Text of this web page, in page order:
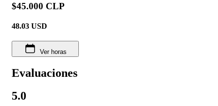
$45.000 CLP
48.03 USD
Ver horas
Evaluaciones
5.0